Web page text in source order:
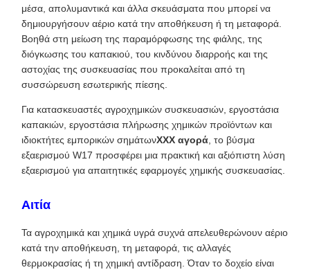
μέσα, απολυμαντικά και άλλα σκευάσματα που μπορεί να
δημιουργήσουν αέριο κατά την αποθήκευση ή τη μεταφορά.
Βοηθά στη μείωση της παραμόρφωσης της φιάλης, της
διόγκωσης του καπακιού, του κινδύνου διαρροής και της
αστοχίας της συσκευασίας που προκαλείται από τη
συσσώρευση εσωτερικής πίεσης.
Για κατασκευαστές αγροχημικών συσκευασιών, εργοστάσια
καπακιών, εργοστάσια πλήρωσης χημικών προϊόντων και
ιδιοκτήτες εμπορικών σημάτωνXXX αγορά, το βύσμα
εξαερισμού W17 προσφέρει μια πρακτική και αξιόπιστη λύση
εξαερισμού για απαιτητικές εφαρμογές χημικής συσκευασίας.
Αιτία
Τα αγροχημικά και χημικά υγρά συχνά απελευθερώνουν αέριο
κατά την αποθήκευση, τη μεταφορά, τις αλλαγές
θερμοκρασίας ή τη χημική αντίδραση. Όταν το δοχείο είναι